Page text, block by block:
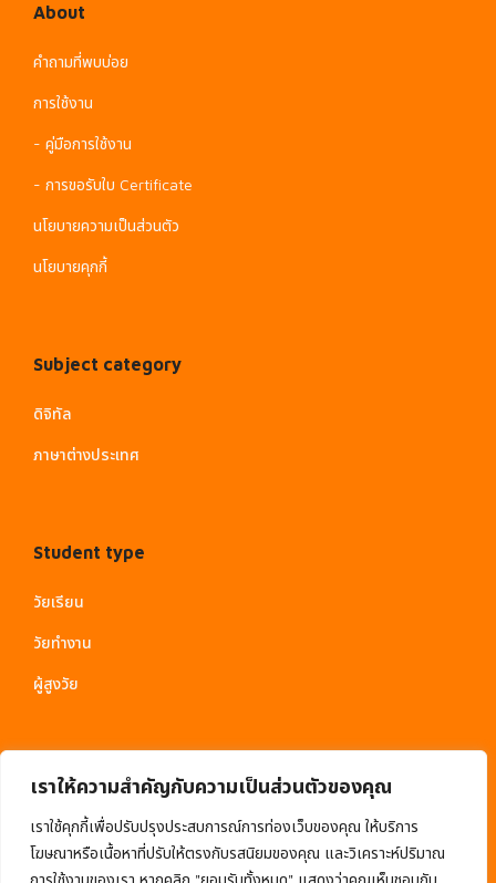
เราให้ความสำคัญกับความเป็นส่วนตัวของคุณ
เราใช้คุกกี้เพื่อปรับปรุงประสบการณ์การท่องเว็บของคุณ ให้บริการ
โฆษณาหรือเนื้อหาที่ปรับให้ตรงกับรสนิยมของคุณ และวิเคราะห์ปริมาณ
การใช้งานของเรา หากคลิก "ยอมรับทั้งหมด" แสดงว่าคุณเห็นชอบกับ
About
คำถามที่พบบ่อย
การใช้งาน
- คู่มือการใช้งาน
- การขอรับใบ Certificate
นโยบายความเป็นส่วนตัว
นโยบายคุกกี้
Subject category
ดิจิทัล
ภาษาต่างประเทศ
Student type
วัยเรียน
วัยทำงาน
ผู้สูงวัย